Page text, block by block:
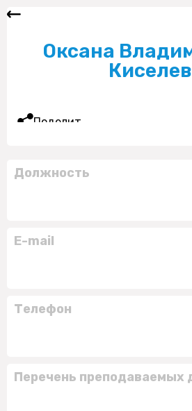
Оксана
Поделиться
Должность
E-mail
Телефон
Перечень преподаваемых